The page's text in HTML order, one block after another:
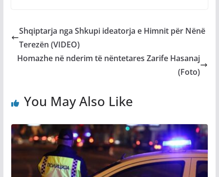
Shqiptarja nga Shkupi ideatorja e Himnit për Nënë
Terezën (VIDEO)
Homazhe në nderim të nëntetares Zarife Hasanaj
(Foto)
You May Also Like